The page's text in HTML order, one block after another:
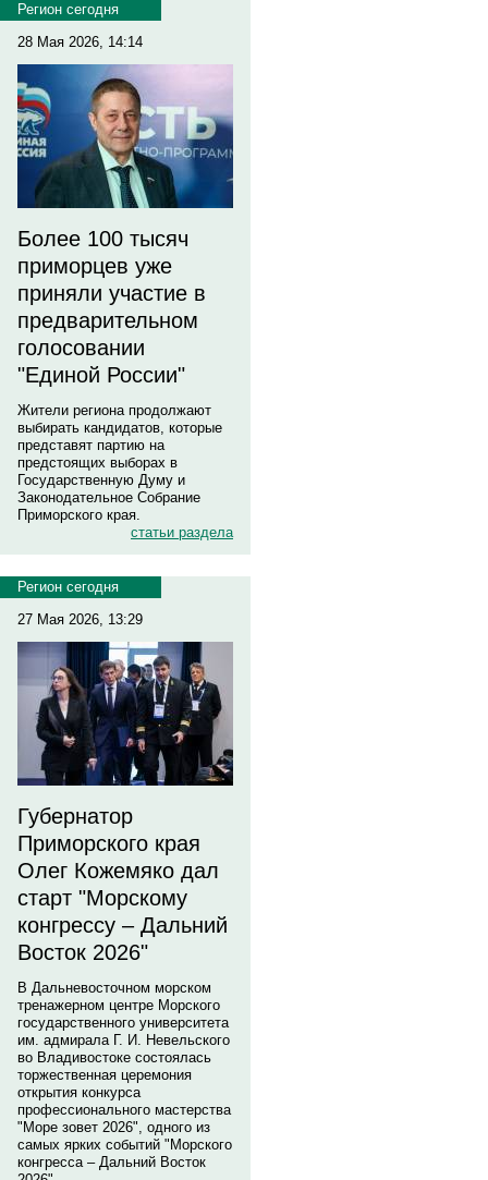
Регион сегодня
28 Мая 2026, 14:14
Более 100 тысяч
приморцев уже
приняли участие в
предварительном
голосовании
"Единой России"
Жители региона продолжают
выбирать кандидатов, которые
представят партию на
предстоящих выборах в
Государственную Думу и
Законодательное Собрание
Приморского края.
статьи раздела
Регион сегодня
27 Мая 2026, 13:29
Губернатор
Приморского края
Олег Кожемяко дал
старт "Морскому
конгрессу – Дальний
Восток 2026"
В Дальневосточном морском
тренажерном центре Морского
государственного университета
им. адмирала Г. И. Невельского
во Владивостоке состоялась
торжественная церемония
открытия конкурса
профессионального мастерства
"Море зовет 2026", одного из
самых ярких событий "Морского
конгресса – Дальний Восток